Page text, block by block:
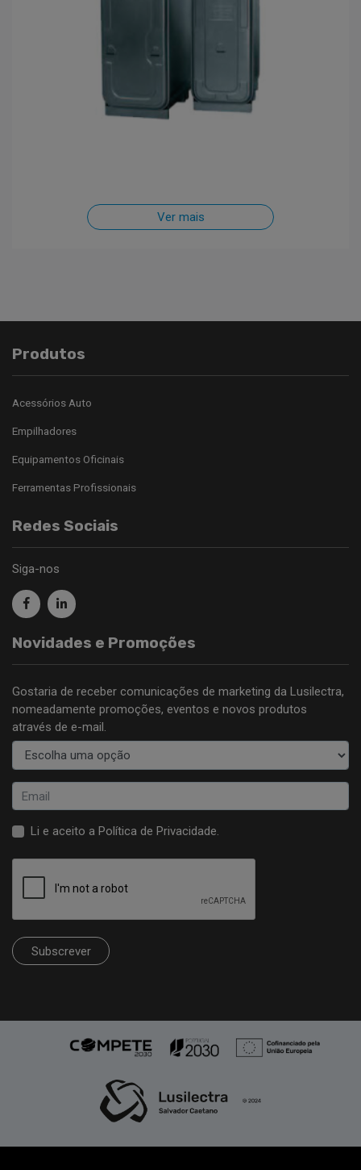
Ver mais
Produtos
Acessórios Auto
Empilhadores
Equipamentos Oficinais
Ferramentas Profissionais
Redes Sociais
Siga-nos
Novidades e Promoções
Gostaria de receber comunicações de marketing da Lusilectra,
nomeadamente promoções, eventos e novos produtos
através de e-mail.
Li e aceito a Política de Privacidade.
Subscrever